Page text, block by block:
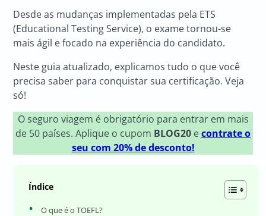
Desde as mudanças implementadas pela ETS
(Educational Testing Service), o exame tornou-se
mais ágil e focado na experiência do candidato.
Neste guia atualizado, explicamos tudo o que você
precisa saber para conquistar sua certificação. Veja
só!
O seguro viagem é obrigatório para entrar em mais
de 50 países. Aplique o cupom BLOG20 econtrate o
seu com 20% de desconto!
Índice
O que é o TOEFL?